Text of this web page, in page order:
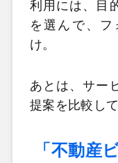
利用には、目
を選んで、
け。
あとは、サー
提案を比較し
「不動産